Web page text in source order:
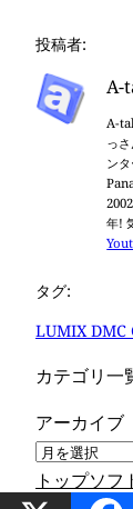
投稿者:
A-
A-
っ
ン
年!
タグ:
LUMIX DMC
カテゴリ一
アーカイブ
トップソフ